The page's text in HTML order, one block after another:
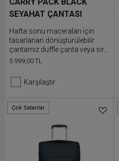
SEYAHAT ÇANTASI
Hafta sonu maceraları için
tasarlanan dönüştürülebilir
çantamız duffle çanta veya sırt
çantası olarak kullanılabilir.
seyahate çıkarken eşyalarını
geniş ana bölmesine ve üst
çekçekli çantanın elektronik
cihazları korumak için dahili
dizüstü bilgisayar bölmesi
5.999,00 TL
Karşılaştır
Düşük Stok
Çok Satanlar